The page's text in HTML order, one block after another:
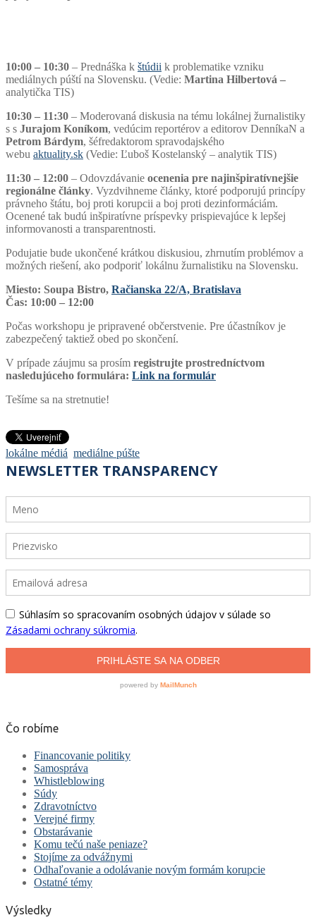
10:00 – 10:30 – Prednáška k štúdii k problematike vzniku
mediálnych púští na Slovensku. (Vedie: Martina Hilbertová –
analytička TIS)
10:30 – 11:30 – Moderovaná diskusia na tému lokálnej žurnalistiky
s s Jurajom Koníkom, vedúcim reportérov a editorov DenníkaN a
Petrom Bárdym, šéfredaktorom spravodajského
webu aktuality.sk (Vedie: Ľuboš Kostelanský – analytik TIS)
11:30 – 12:00 – Odovzdávanie ocenenia pre najinšpiratívnejšie
regionálne články. Vyzdvihneme články, ktoré podporujú princípy
právneho štátu, boj proti korupcii a boj proti dezinformáciám.
Ocenené tak budú inšpiratívne príspevky prispievajúce k lepšej
informovanosti a transparentnosti.
Podujatie bude ukončené krátkou diskusiou, zhrnutím problémov a
možných riešení, ako podporiť lokálnu žurnalistiku na Slovensku.
Miesto: Soupa Bistro, Račianska 22/A, Bratislava
Čas: 10:00 – 12:00
Počas workshopu je pripravené občerstvenie. Pre účastníkov je
zabezpečený taktiež obed po skončení.
V prípade záujmu sa prosím registrujte prostredníctvom
nasledujúceho formulára: Link na formulár
Tešíme sa na stretnutie!
lokálne médiá mediálne púšte
Čo robíme
Financovanie politiky
Samospráva
Whistleblowing
Súdy
Zdravotníctvo
Verejné firmy
Obstarávanie
Komu tečú naše peniaze?
Stojíme za odvážnymi
Odhaľovanie a odolávanie novým formám korupcie
Ostatné témy
Výsledky